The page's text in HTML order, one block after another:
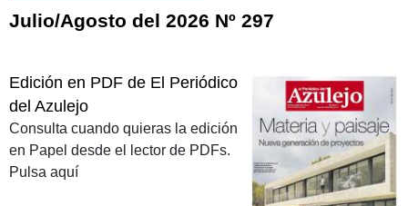
Julio/Agosto del 2026 Nº 297
Edición en PDF de El Periódico
del Azulejo
Consulta cuando quieras la edición
en Papel desde el lector de PDFs.
Pulsa aquí